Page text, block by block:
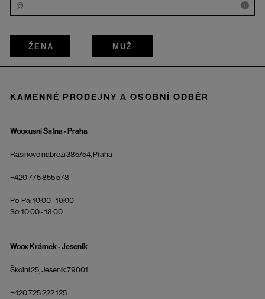
i
ŽENA MUŽ
KAMENNÉ PRODEJNY A OSOBNÍ ODBĚR
Wooxusní Šatna - Praha
Rašínovo nábřeží 385/54, Praha
+420 775 855 578
Po-Pá: 10:00 - 19:00
So: 10:00 - 18:00
Woox Krámek - Jeseník
Školní 25, Jeseník 79001
+420 725 222 125